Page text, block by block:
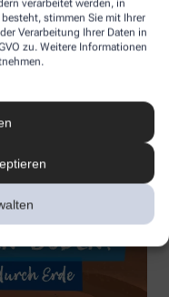
verarbeitet werden, in
stimmen Sie mit Ihrer
Verarbeitung Ihrer Daten in
zu. Weitere Informationen